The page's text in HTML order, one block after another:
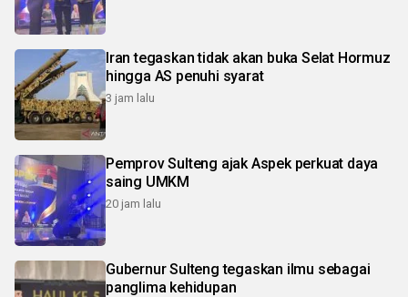
Iran tegaskan tidak akan buka Selat Hormuz
hingga AS penuhi syarat
3 jam lalu
Pemprov Sulteng ajak Aspek perkuat daya
saing UMKM
20 jam lalu
Gubernur Sulteng tegaskan ilmu sebagai
panglima kehidupan